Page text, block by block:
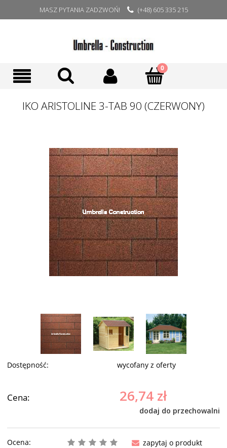
MASZ PYTANIA ZADZWOŃ! (+48) 605 335 215
IKO ARISTOLINE 3-TAB 90 (CZERWONY)
Dostępność: wycofany z oferty
Cena: 26,74 zł
dodaj do przechowalni
Ocena:
zapytaj o produkt